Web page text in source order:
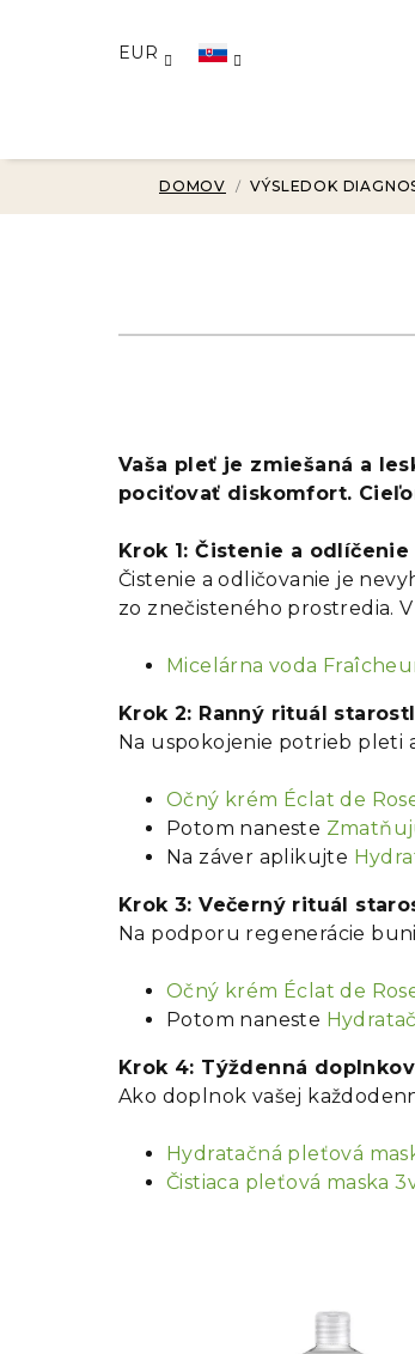
EUR
DOMOV / VÝSLEDOK
Vaša pleť je zmiešaná a
pociťovať diskomfort.
Krok 1: Čistenie a
Čistenie a odličovanie je
zo znečisteného prostredia.
Micelárna voda
Krok 2: Ranný rituál
Na uspokojenie potrieb pleti
Očný krém Éclat de
Potom naneste
Na záver aplikujte
Krok 3: Večerný rituál
Na podporu regenerácie
Očný krém Éclat de
Potom naneste
Krok 4: Týždenná
Ako doplnok vašej
Hydratačná pleťová
Čistiaca pleťová maska